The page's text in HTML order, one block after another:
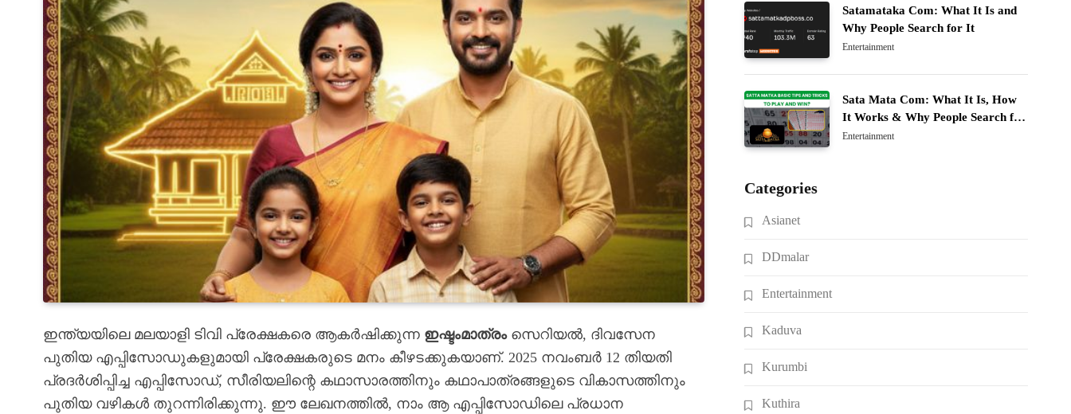
ഇന്ത്യയിലെ മലയാളി ടിവി പ്രേക്ഷകരെ ആകർഷിക്കുന്ന ഇഷ്ടംമാത്രംസെറിയൽ, ദിവസേന
പുതിയ എപ്പിസോഡുകളുമായി പ്രേക്ഷകരുടെ മനം കീഴടക്കുകയാണ്. 2025 നവംബർ 12 തിയതി
പ്രദർശിപ്പിച്ച എപ്പിസോഡ്, സീരിയലിന്റെ കഥാസാരത്തിനും കഥാപാത്രങ്ങളുടെ വികാസത്തിനും
പുതിയ വഴികൾ തുറന്നിരിക്കുന്നു. ഈ ലേഖനത്തിൽ, നാം ആ എപ്പിസോഡിലെ പ്രധാന
Satamataka Com: What It Is and
Why People Search for It
Entertainment
Sata Mata Com: What It Is, How
It Works & Why People Search for
It
Entertainment
Categories
Asianet
DDmalar
Entertainment
Kaduva
Kurumbi
Kuthira